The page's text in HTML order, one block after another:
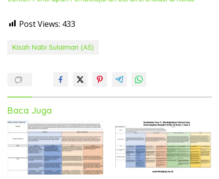
Post Views: 433
Kisah Nabi Sulaiman (AS)
Baca Juga